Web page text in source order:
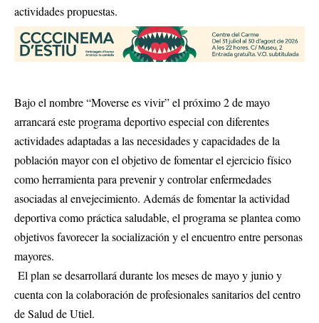
actividades propuestas.
Bajo el nombre “Moverse es vivir” el próximo 2 de mayo
arrancará este programa deportivo especial con diferentes
actividades adaptadas a las necesidades y capacidades de la
población mayor con el objetivo de fomentar el ejercicio físico
como herramienta para prevenir y controlar enfermedades
asociadas al envejecimiento. Además de fomentar la actividad
deportiva como práctica saludable, el programa se plantea como
objetivos favorecer la socialización y el encuentro entre personas
mayores.
El plan se desarrollará durante los meses de mayo y junio y
cuenta con la colaboración de profesionales sanitarios del centro
de Salud de Utiel.